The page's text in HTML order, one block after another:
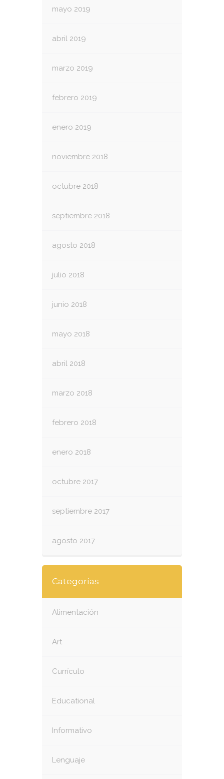
mayo 2019
abril 2019
marzo 2019
febrero 2019
enero 2019
noviembre 2018
octubre 2018
septiembre 2018
agosto 2018
julio 2018
junio 2018
mayo 2018
abril 2018
marzo 2018
febrero 2018
enero 2018
octubre 2017
septiembre 2017
agosto 2017
Categorías
Alimentación
Art
Currículo
Educational
Informativo
Lenguaje